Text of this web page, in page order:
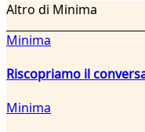
Altro di Minima
Minima
Riscopriamo il
Minima